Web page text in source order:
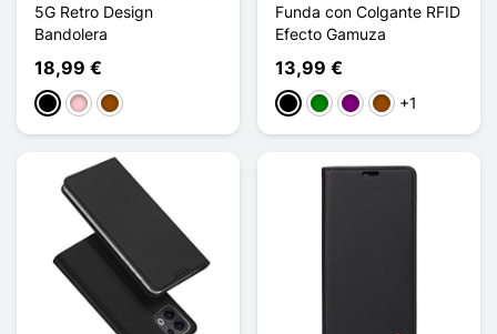
5G Retro Design
Bandolera
18,99 €
NegroRosaMarrón
Funda con Colgante RFID
Efecto Gamuza
13,99 €
NegroVerdePúrpuraMarrón
+1